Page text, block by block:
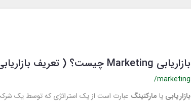
بازاریابی Marketing چیست؟ ( تعریف بازاریابی )
/marketing
بازاریابی یا مارکتینگ عبارت است از یک استراتژی که توسط یک